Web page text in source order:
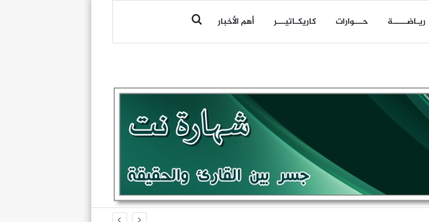
ريـاضـــــة حـــوارات كاريكـاتيـــر أهم الأخبار بحث